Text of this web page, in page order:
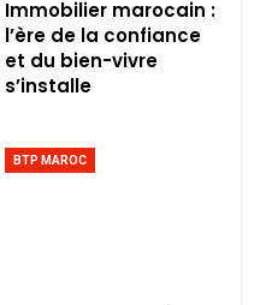
Immobilier marocain :
l’ère de la confiance
et du bien-vivre
s’installe
BTP MAROC